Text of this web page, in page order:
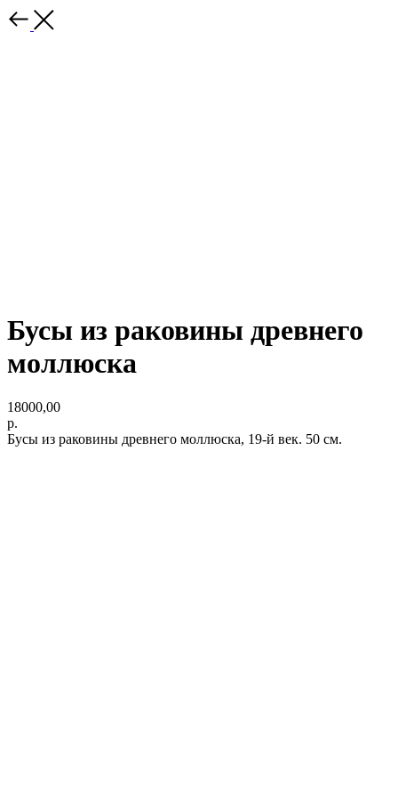
Бусы из раковины древнего
моллюска
18000,00
р.
Бусы из раковины древнего моллюска, 19-й век. 50 см.